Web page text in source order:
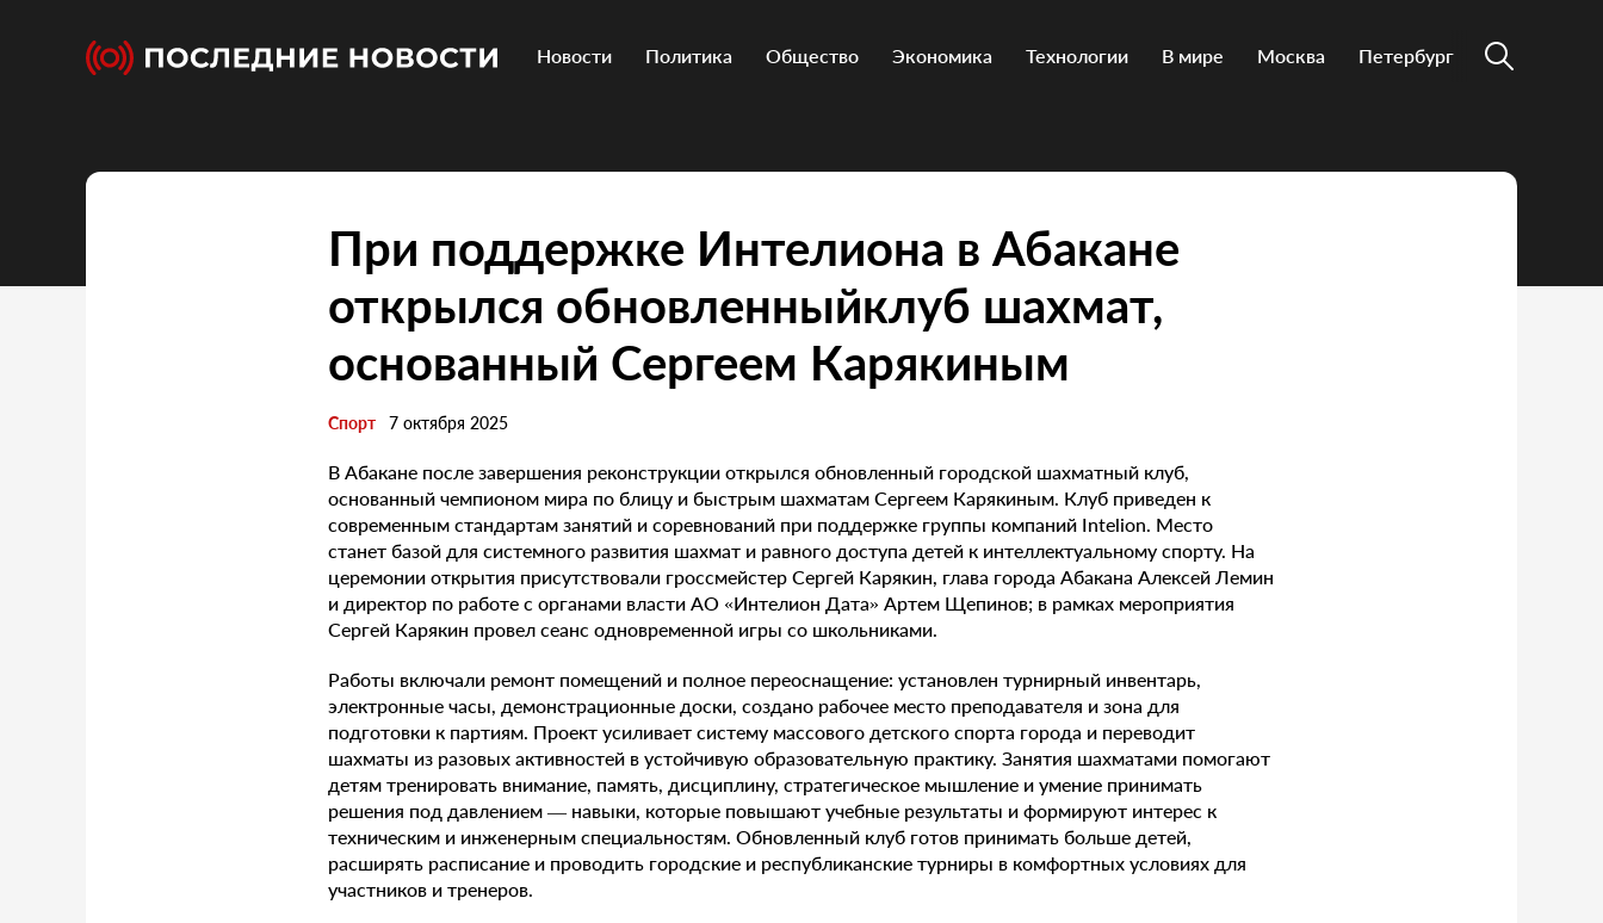
Новости Политика Общество Экономика Технологии В мире Москва Петербург
При поддержке Интелиона в Абакане
открылся обновленныйклуб шахмат,
основанный Сергеем Карякиным
Спорт 7 октября 2025
В Абакане после завершения реконструкции открылся обновленный городской шахматный клуб,
основанный чемпионом мира по блицу и быстрым шахматам Сергеем Карякиным. Клуб приведен к
современным стандартам занятий и соревнований при поддержке группы компаний Intelion. Место
станет базой для системного развития шахмат и равного доступа детей к интеллектуальному спорту. На
церемонии открытия присутствовали гроссмейстер Сергей Карякин, глава города Абакана Алексей Лемин
и директор по работе с органами власти АО «Интелион Дата» Артем Щепинов; в рамках мероприятия
Сергей Карякин провел сеанс одновременной игры со школьниками.
Работы включали ремонт помещений и полное переоснащение: установлен турнирный инвентарь,
электронные часы, демонстрационные доски, создано рабочее место преподавателя и зона для
подготовки к партиям. Проект усиливает систему массового детского спорта города и переводит
шахматы из разовых активностей в устойчивую образовательную практику. Занятия шахматами помогают
детям тренировать внимание, память, дисциплину, стратегическое мышление и умение принимать
решения под давлением — навыки, которые повышают учебные результаты и формируют интерес к
техническим и инженерным специальностям. Обновленный клуб готов принимать больше детей,
расширять расписание и проводить городские и республиканские турниры в комфортных условиях для
участников и тренеров.